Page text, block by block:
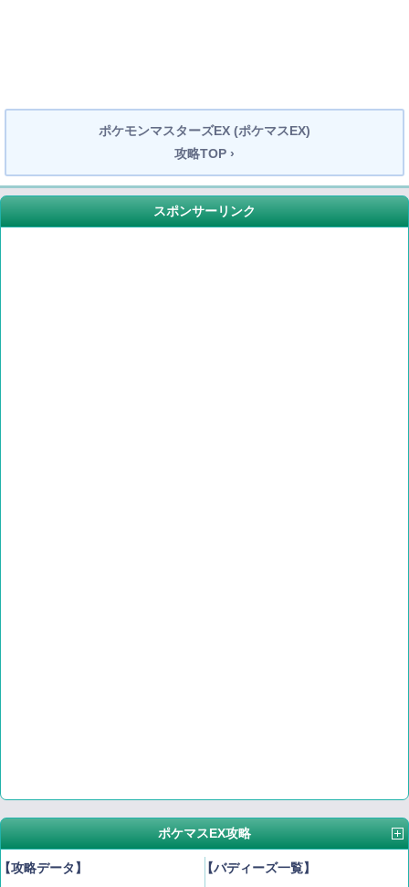
ポケモンマスターズEX (ポケマスEX)
攻略TOP ›
スポンサーリンク
ポケマスEX攻略
攻略データ】
【バディーズ一覧】